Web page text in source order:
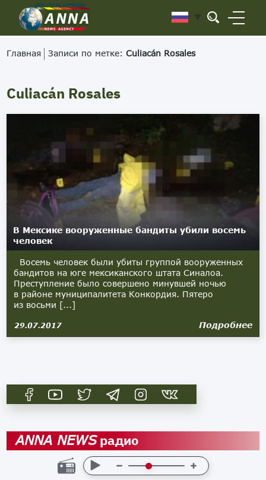
Главная Записи по метке:Culiacán Rosales
Culiacán Rosales
В Мексике вооруженные бандиты убили восемь
человек
Восемь человек были убиты группой вооруженных
бандитов на юге мексиканского штата Синалоа.
Преступление было совершено минувшей ночью
в районе муниципалитета Конкордия. Пятеро
из восьми [...]
29.07.2017 Подробнее
ANNA NEWSрадио